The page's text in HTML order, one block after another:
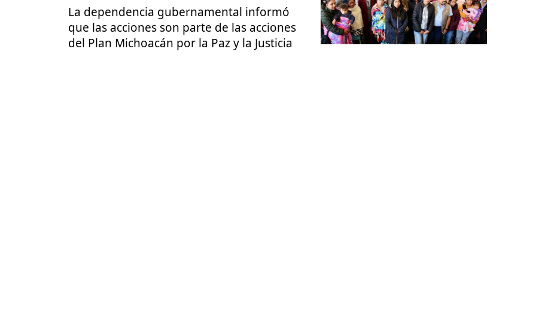
La dependencia gubernamental informó
que las acciones son parte de las acciones
del Plan Michoacán por la Paz y la Justicia